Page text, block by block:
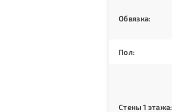
Обвязка:
Пол:
Стены 1 этажа: